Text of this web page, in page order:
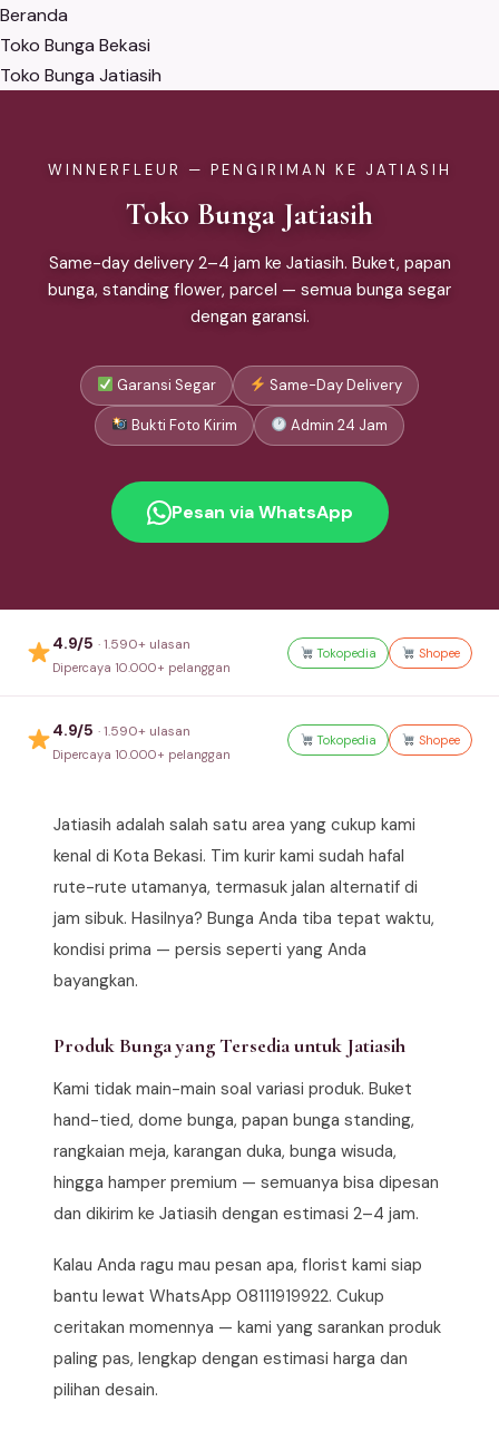
Beranda
Toko Bunga Bekasi
Toko Bunga Jatiasih
WINNERFLEUR — PENGIRIMAN KE JATIASIH
Toko Bunga Jatiasih
Same-day delivery 2–4 jam ke Jatiasih. Buket, papan
bunga, standing flower, parcel — semua bunga segar
dengan garansi.
Garansi Segar Same-Day Delivery
Bukti Foto Kirim Admin 24 Jam
Pesan via WhatsApp
4.9/5 · 1.590+ ulasan
Dipercaya 10.000+ pelanggan
Tokopedia Shopee
4.9/5 · 1.590+ ulasan
Dipercaya 10.000+ pelanggan
Tokopedia Shopee
Jatiasih adalah salah satu area yang cukup kami
kenal di Kota Bekasi. Tim kurir kami sudah hafal
rute-rute utamanya, termasuk jalan alternatif di
jam sibuk. Hasilnya? Bunga Anda tiba tepat waktu,
kondisi prima — persis seperti yang Anda
bayangkan.
Produk Bunga yang Tersedia untuk Jatiasih
Kami tidak main-main soal variasi produk. Buket
hand-tied, dome bunga, papan bunga standing,
rangkaian meja, karangan duka, bunga wisuda,
hingga hamper premium — semuanya bisa dipesan
dan dikirim ke Jatiasih dengan estimasi 2–4 jam.
Kalau Anda ragu mau pesan apa, florist kami siap
bantu lewat WhatsApp 08111919922. Cukup
ceritakan momennya — kami yang sarankan produk
paling pas, lengkap dengan estimasi harga dan
pilihan desain.